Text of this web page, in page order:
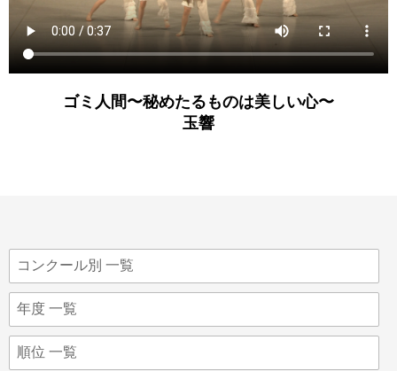
ゴミ人間〜秘めたるものは美しい心〜
玉響